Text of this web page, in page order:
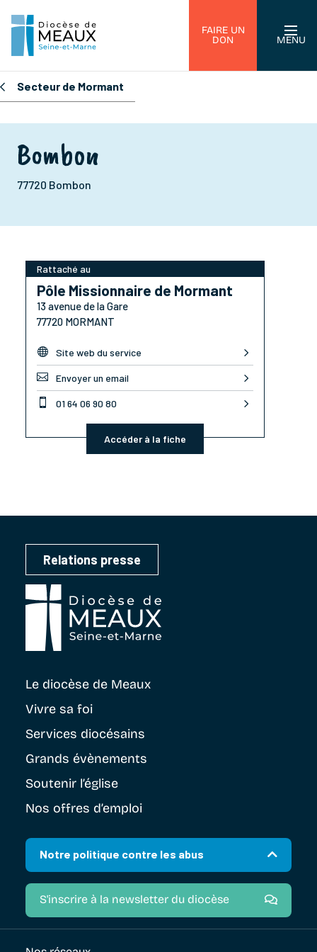
FAIRE UN
DON
MENU
Secteur de Mormant
Bombon
77720 Bombon
Rattaché au
Pôle Missionnaire de Mormant
13 avenue de la Gare
77720 MORMANT
 Site web du service
 Envoyer un email
 01 64 06 90 80
Accéder à la fiche
Relations presse
Le diocèse de Meaux
Vivre sa foi
Services diocésains
Grands évènements
Soutenir l’église
Nos offres d’emploi
Notre politique contre les abus
S'inscrire à la newsletter du diocèse